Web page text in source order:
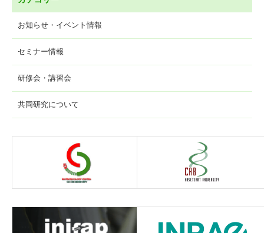
お知らせ・イベント情報
セミナー情報
研修会・講習会
共同研究について